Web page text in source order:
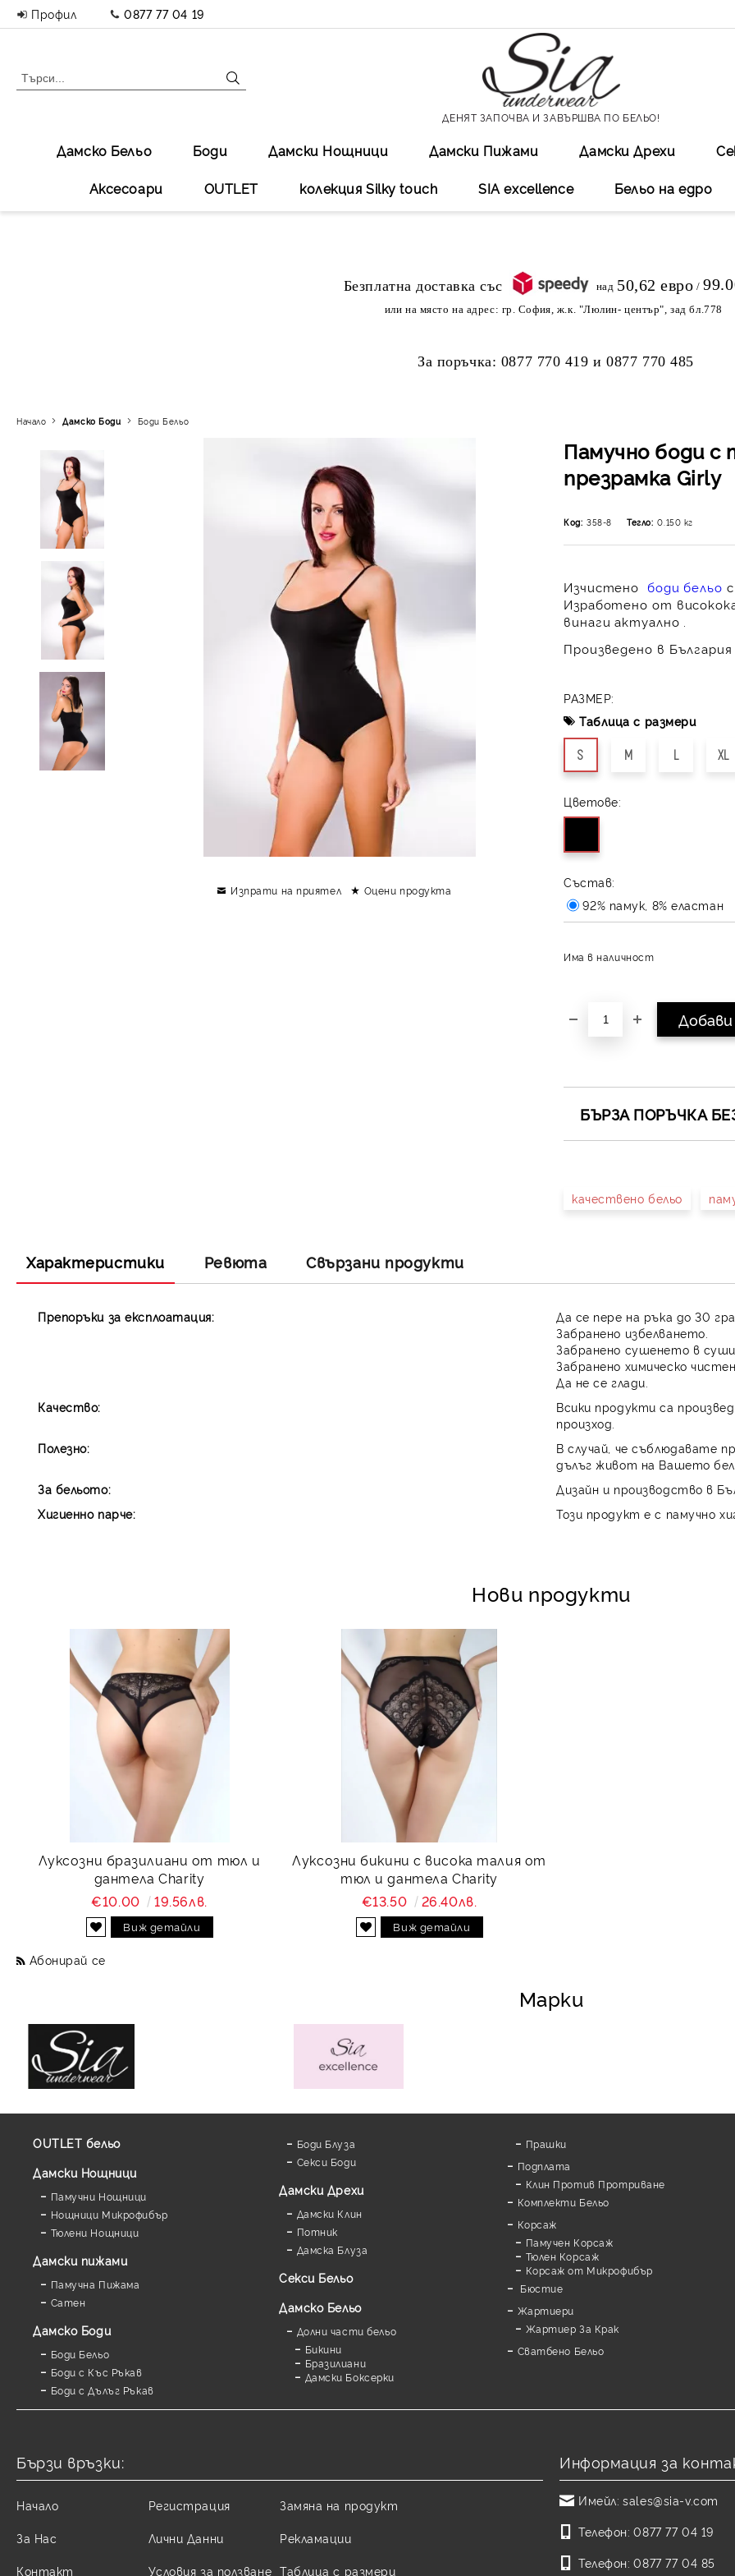
Профил 0877 77 04 19
ДЕНЯТ ЗАПОЧВА И ЗАВЪРШВА ПО БЕЛЬО!
Дамско Бельо Боди Дамски Нощници Дамски Пижами Дамски Дрехи
Аксесоари OUTLET колекция Silky touch SIA excellеnce Бельо на едро
над 50,62 евро /
или на място на адрес: гр. София, ж.к. "Люлин- център", зад бл.778
За поръчка: 0877 770 419 и0877 770 485
Начало Дамскo Боди Боди Бельо
Памучно боди с
презрамка Girly
Код: 358-8 Тегло: 0.150 кг
Изчистено боди бельо
Изработено от
винаги актуално .
Произведено в
РАЗМЕР:
Таблица с размери
S M L XL
Цветове:
Състав:
92% памук, 8% еластан
Има в наличност
БЪРЗА ПОРЪЧКА
качествено бельо
Изпрати на приятел Оцени продукта
Характеристики Ревюта Свързани продукти
Препоръки за експлоатация:
Да се пере на ръка до 30
Забранено избелването.
Забранено сушенето в
Забранено химическо
Да не се глади.
Качество:
Всики продукти са
произход.
Полезно:
В случай, че съблюдавате
дълъг живот на Вашето
За бельото:
Дизайн и производство в
Хигиенно парче:
Този продукт е с памучно
Нови продукти
Луксозни бразилиани от тюл и
дантела Charity
€10.00
19.56лв.
Виж детайли
Луксозни бикини с висока талия от
тюл и дантела Charity
€13.50
26.40лв.
Виж детайли
Абонирай се
Марки
OUTLET бельо
Дамски Нощници
Памучни Нощници
Нощници Микрофибър
Тюлени Нощници
Дамски пижами
Памучна Пижама
Сатен
Дамскo Боди
Боди Бельо
Боди с Къс Ръкав
Боди с Дълъг Ръкав
Боди Блуза
Секси Боди
Дамски Дрехи
Дамски Клин
Потник
Дамска Блуза
Секси Бельо
Дамско Бельо
Долни части бельо
Бикини
Бразилиани
Дамски Боксерки
Прашки
Подплата
Клин Против Протриване
Комплекти Бельо
Корсаж
Памучен Корсаж
Тюлен Корсаж
Корсаж от Микрофибър
Бюстие
Жартиери
Жартиер За Крак
Сватбено Бельо
Бързи връзки:
Начало
За Нас
Контакт
Регистрация
Лични Данни
Условия за ползване
Замяна на продукт
Рекламации
Таблица с размери
Информация за
Имейл: sales@sia-v.com
Телефон: 0877 77 04 19
Телефон: 0877 77 04 85